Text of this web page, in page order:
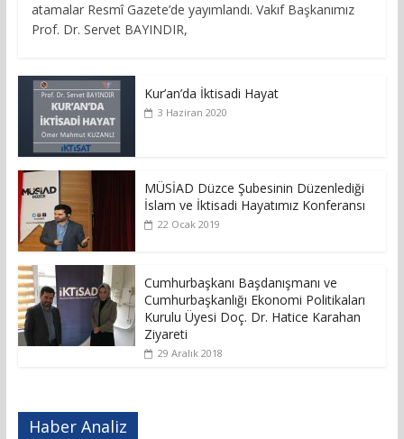
atamalar Resmî Gazete’de yayımlandı. Vakıf Başkanımız
Prof. Dr. Servet BAYINDIR,
Kur’an’da İktisadi Hayat
3 Haziran 2020
MÜSİAD Düzce Şubesinin Düzenlediği
İslam ve İktisadi Hayatımız Konferansı
22 Ocak 2019
Cumhurbaşkanı Başdanışmanı ve
Cumhurbaşkanlığı Ekonomi Politikaları
Kurulu Üyesi Doç. Dr. Hatice Karahan
Ziyareti
29 Aralık 2018
Haber Analiz